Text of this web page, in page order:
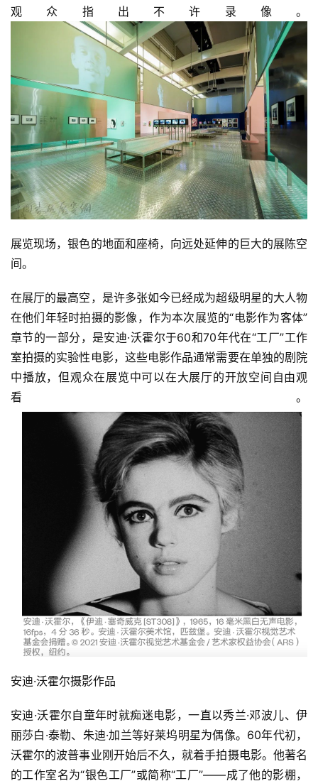
观众指出不许录像。
展览现场，银色的地面和座椅，向远处延伸的巨大的展陈空
间。
在展厅的最高空，是许多张如今已经成为超级明星的大人物
在他们年轻时拍摄的影像，作为本次展览的“电影作为客体”
章节的一部分，是安迪·沃霍尔于60和70年代在“工厂”工作
室拍摄的实验性电影，这些电影作品通常需要在单独的剧院
中播放，但观众在展览中可以在大展厅的开放空间自由观
看。
安迪·沃霍尔摄影作品
安迪·沃霍尔自童年时就痴迷电影，一直以秀兰·邓波儿、伊
丽莎白·泰勒、朱迪·加兰等好莱坞明星为偶像。60年代初，
沃霍尔的波普事业刚开始后不久，就着手拍摄电影。他著名
的工作室名为“银色工厂”或简称“工厂”——成了他的影棚，